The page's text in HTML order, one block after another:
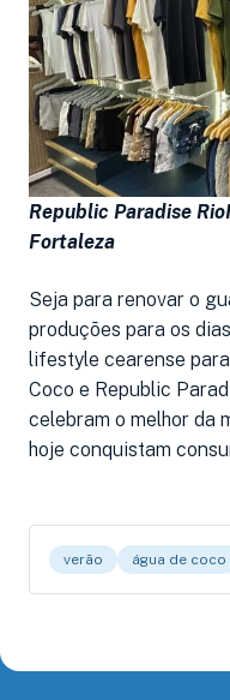
Republic Paradise
Fortaleza
Seja para renovar o
produções para os
lifestyle cearense
Coco e Republic
celebram o melhor da
hoje conquistam
verão água de coco